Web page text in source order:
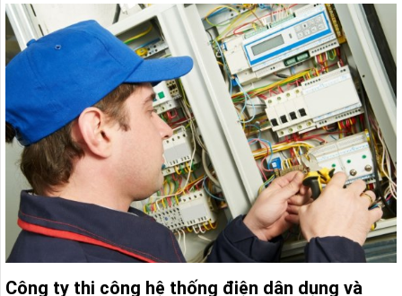
Công ty thi công hệ thống điện dân dụng và